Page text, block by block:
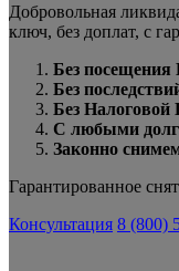
Добровольная
ключ, без доплат, с
Без посещения
Без
Без Налоговой
С любыми
Законно
Гарантированное
Консультация 8 (800)